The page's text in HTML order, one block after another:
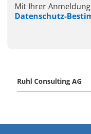
Mit Ihrer
Datenschutz-
Ruhl Consulting AG